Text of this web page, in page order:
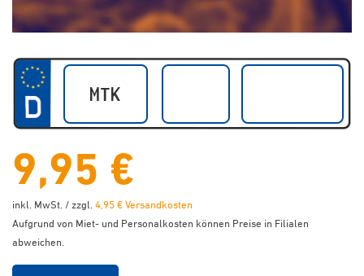
9,95 €
inkl. MwSt. / zzgl.4,95 € Versandkosten
Aufgrund von Miet- und Personalkosten können Preise in Filialen
abweichen.